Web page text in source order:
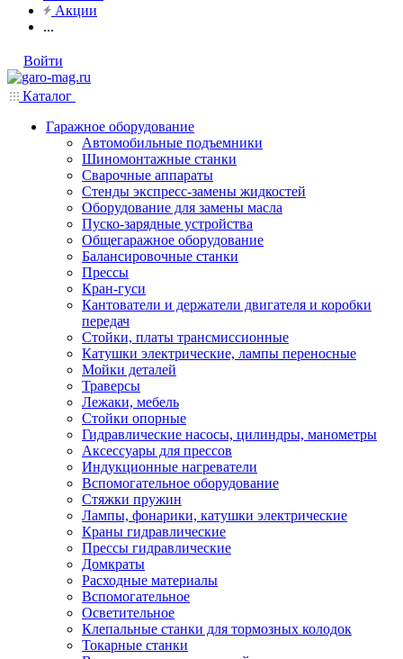
Акции
...
Войти
Каталог
Гаражное оборудование
Автомобильные подъемники
Шиномонтажные станки
Сварочные аппараты
Стенды экспресс-замены жидкостей
Оборудование для замены масла
Пуско-зарядные устройства
Общегаражное оборудование
Балансировочные станки
Прессы
Кран-гуси
Кантователи и держатели двигателя и коробки
передач
Стойки, платы трансмиссионные
Катушки электрические, лампы переносные
Мойки деталей
Траверсы
Лежаки, мебель
Стойки опорные
Гидравлические насосы, цилиндры, манометры
Аксессуары для прессов
Индукционные нагреватели
Вспомогательное оборудование
Стяжки пружин
Лампы, фонарики, катушки электрические
Краны гидравлические
Прессы гидравлические
Домкраты
Расходные материалы
Вспомогательное
Осветительное
Клепальные станки для тормозных колодок
Токарные станки